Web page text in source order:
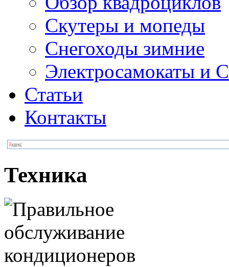
Скутеры и мопеды
Снегоходы зимние
Электросамокаты и
Статьи
Контакты
Техника